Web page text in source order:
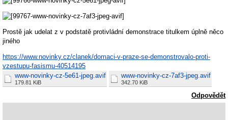
Prostě jak udelat z v podstatě protivládní demonstrace titulkem úplně něco
jiného
https://www.novinky.cz/clanek/domaci-v-praze-se-demonstrovalo-proti-
vzestupu-fasismu-40514195
www-novinky-cz-5e61-jpeg.avif
179.81 KiB
www-novinky-cz-7af3-jpeg.avif
342.70 KiB
Odpovědět